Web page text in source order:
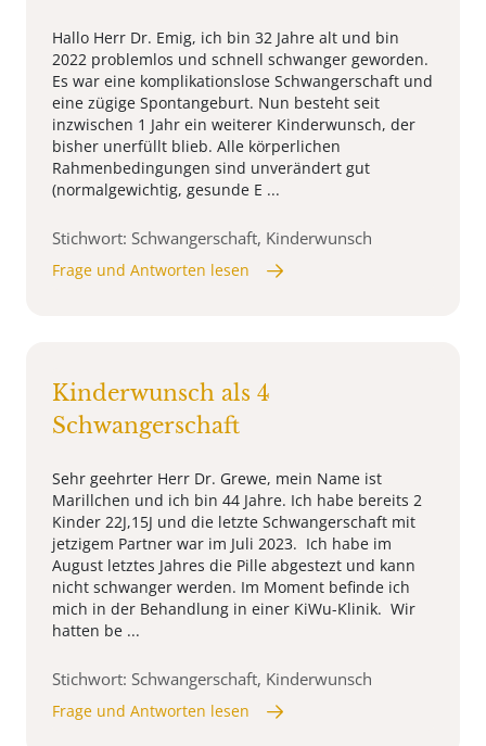
Hallo Herr Dr. Emig, ich bin 32 Jahre alt und bin
2022 problemlos und schnell schwanger geworden.
Es war eine komplikationslose Schwangerschaft und
eine zügige Spontangeburt. Nun besteht seit
inzwischen 1 Jahr ein weiterer Kinderwunsch, der
bisher unerfüllt blieb. Alle körperlichen
Rahmenbedingungen sind unverändert gut
(normalgewichtig, gesunde E ...
Stichwort: Schwangerschaft, Kinderwunsch
Frage und Antworten lesen
Kinderwunsch als 4
Schwangerschaft
Sehr geehrter Herr Dr. Grewe, mein Name ist
Marillchen und ich bin 44 Jahre. Ich habe bereits 2
Kinder 22J,15J und die letzte Schwangerschaft mit
jetzigem Partner war im Juli 2023. Ich habe im
August letztes Jahres die Pille abgestezt und kann
nicht schwanger werden. Im Moment befinde ich
mich in der Behandlung in einer KiWu-Klinik. Wir
hatten be ...
Stichwort: Schwangerschaft, Kinderwunsch
Frage und Antworten lesen